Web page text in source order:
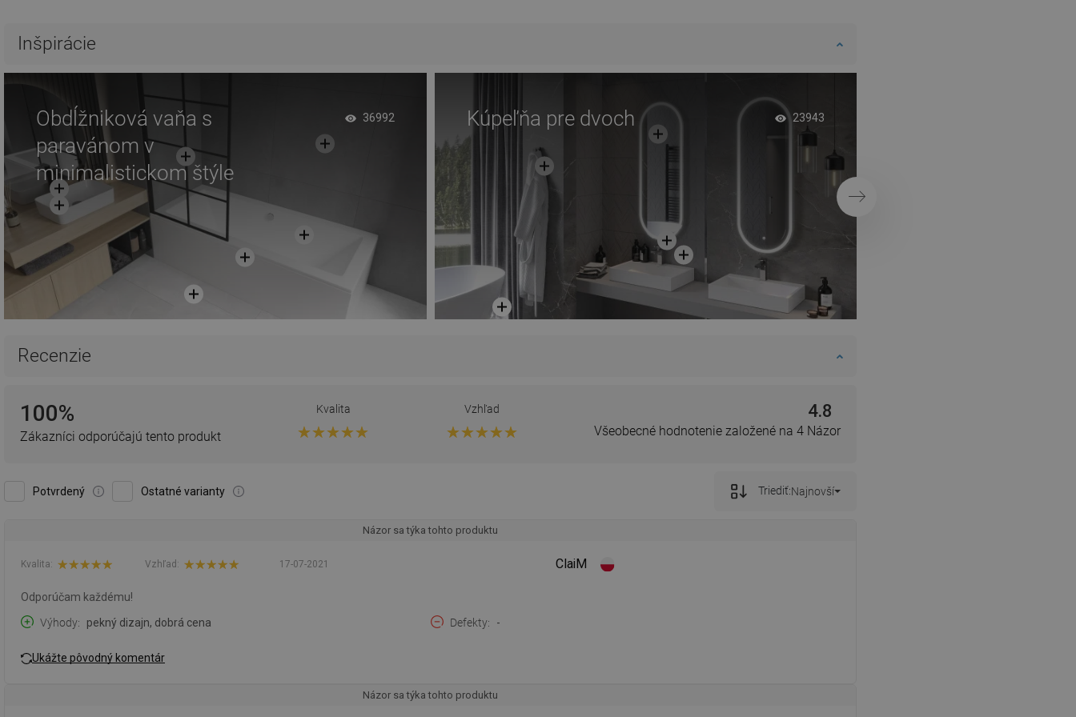
Inšpirácie
Obdĺžniková vaňa s
paravánom v
minimalistickom štýle
36992 Kúpeľňa pre dvoch 23943
Ďalej
Recenzie
100%
Zákazníci odporúčajú tento produkt
Kvalita Vzhľad 4.8
Všeobecné hodnotenie založené na 4 Názor
Potvrdený Ostatné varianty Triediť:Najnovší
Názor sa týka tohto produktu
ClaiM
17-07-2021
Kvalita: Vzhľad:
Odporúčam každému!
Výhody
pekný dizajn, dobrá cena Defekty -
Ukážte pôvodný komentár
Názor sa týka tohto produktu
CROATIAN